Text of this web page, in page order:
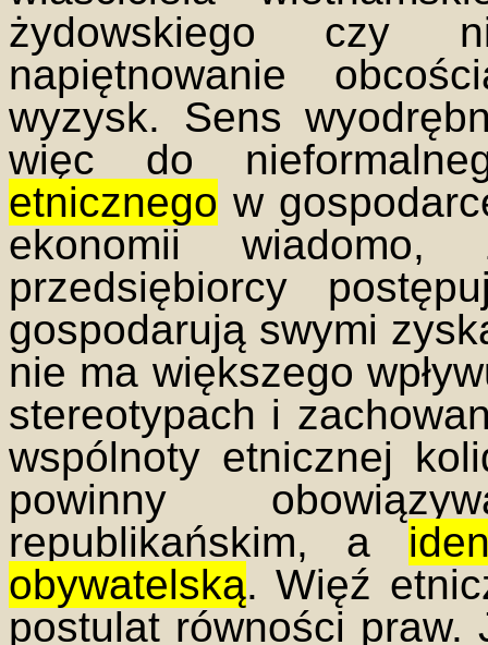
żydowskiego czy
napiętnowanie
wyzysk. Sens
więc do
etnicznego w
ekonomii
przedsiębiorcy
gospodarują swymi
nie ma większego
stereotypach i
wspólnoty etnicznej
powinny
republikańskim, a
obywatelską. Więź
postulat równości